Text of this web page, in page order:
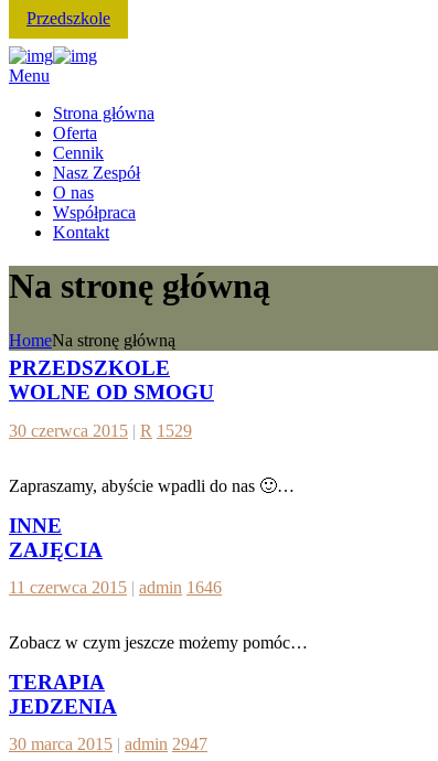
Przedszkole
Menu
Strona główna
Oferta
Cennik
Nasz Zespół
O nas
Współpraca
Kontakt
Na stronę główną
HomeNa stronę główną
PRZEDSZKOLE
WOLNE OD SMOGU
30 czerwca 2015 | R 1529
Zapraszamy, abyście wpadli do nas 🙂…
INNE
ZAJĘCIA
11 czerwca 2015 | admin 1646
Zobacz w czym jeszcze możemy pomóc…
TERAPIA
JEDZENIA
30 marca 2015 | admin 2947